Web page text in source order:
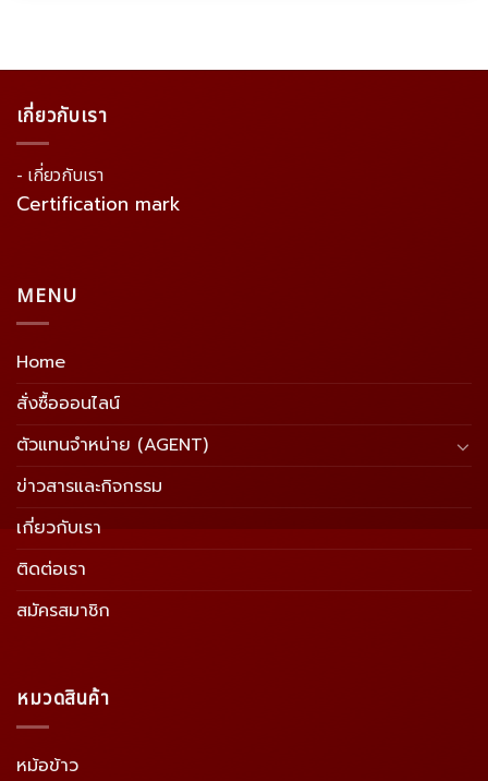
เกี่ยวกับเรา
- เกี่ยวกับเรา
Certification mark
MENU
Home
สั่งซื้อออนไลน์
ตัวแทนจำหน่าย (AGENT)
ข่าวสารและกิจกรรม
เกี่ยวกับเรา
ติดต่อเรา
สมัครสมาชิก
หมวดสินค้า
หม้อข้าว